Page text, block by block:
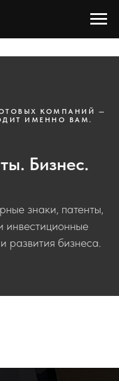
КОМПАНИЙ —
ИМЕННО ВАМ.
Бизнес.
знаки, патенты,
развития бизнеса.